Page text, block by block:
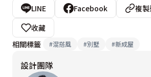
變化造型，馬來漆電視牆中間出現四
板開始交叉錯開，拉寬空間水平和垂直
高氣勢。餐廚區櫃體採幾何錯落造型，
果；適度加入深色系，讓深木色餐邊
LINE Facebook 複
收藏
相關標籤
#混搭風 #別墅 #新成屋
設計團隊